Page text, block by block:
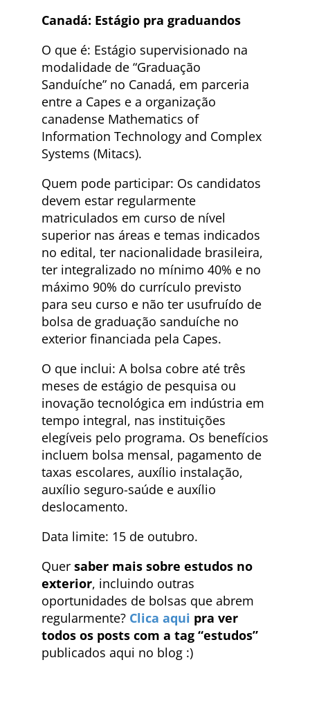
Canadá: Estágio pra graduandos
O que é: Estágio supervisionado na
modalidade de “Graduação
Sanduíche” no Canadá, em parceria
entre a Capes e a organização
canadense Mathematics of
Information Technology and Complex
Systems (Mitacs).
Quem pode participar: Os candidatos
devem estar regularmente
matriculados em curso de nível
superior nas áreas e temas indicados
no edital, ter nacionalidade brasileira,
ter integralizado no mínimo 40% e no
máximo 90% do currículo previsto
para seu curso e não ter usufruído de
bolsa de graduação sanduíche no
exterior financiada pela Capes.
O que inclui: A bolsa cobre até três
meses de estágio de pesquisa ou
inovação tecnológica em indústria em
tempo integral, nas instituições
elegíveis pelo programa. Os benefícios
incluem bolsa mensal, pagamento de
taxas escolares, auxílio instalação,
auxílio seguro-saúde e auxílio
deslocamento.
Data limite: 15 de outubro.
Quer saber mais sobre estudos no
exterior, incluindo outras
oportunidades de bolsas que abrem
regularmente? Clica aqui pra ver
todos os posts com a tag “estudos”
publicados aqui no blog :)